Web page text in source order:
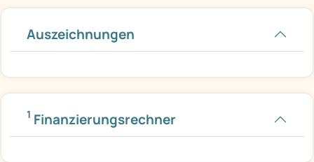
Auszeichnungen
1 Finanzierungsrechner